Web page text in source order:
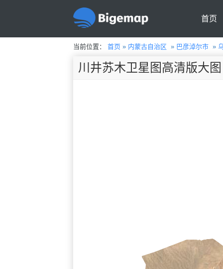
首页
当前位置： 首页» 内蒙古自治区 » 巴彦淖尔市»
川井苏木卫星图高清版大图